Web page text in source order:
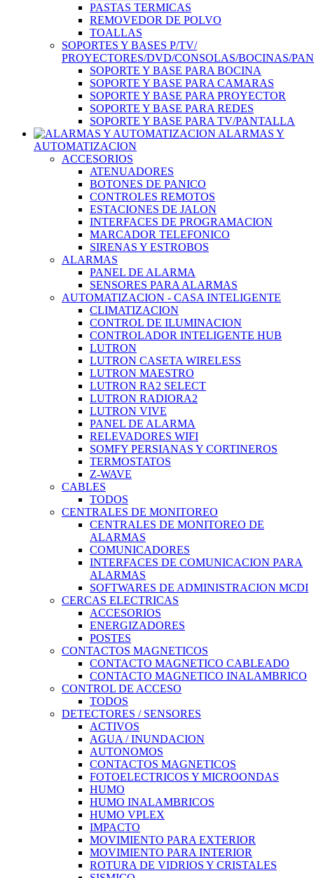
PASTAS TERMICAS
REMOVEDOR DE POLVO
TOALLAS
SOPORTES Y BASES P/TV/
PROYECTORES/DVD/CONSOLAS/BOCINAS/
SOPORTE Y BASE PARA BOCINA
SOPORTE Y BASE PARA CAMARAS
SOPORTE Y BASE PARA PROYECTOR
SOPORTE Y BASE PARA REDES
SOPORTE Y BASE PARA TV/PANTALLA
ALARMAS Y
AUTOMATIZACION
ACCESORIOS
ATENUADORES
BOTONES DE PANICO
CONTROLES REMOTOS
ESTACIONES DE JALON
INTERFACES DE PROGRAMACION
MARCADOR TELEFONICO
SIRENAS Y ESTROBOS
ALARMAS
PANEL DE ALARMA
SENSORES PARA ALARMAS
AUTOMATIZACION - CASA INTELIGENTE
CLIMATIZACION
CONTROL DE ILUMINACION
CONTROLADOR INTELIGENTE HUB
LUTRON
LUTRON CASETA WIRELESS
LUTRON MAESTRO
LUTRON RA2 SELECT
LUTRON RADIORA2
LUTRON VIVE
PANEL DE ALARMA
RELEVADORES WIFI
SOMFY PERSIANAS Y CORTINEROS
TERMOSTATOS
Z-WAVE
CABLES
TODOS
CENTRALES DE MONITOREO
CENTRALES DE MONITOREO DE
ALARMAS
COMUNICADORES
INTERFACES DE COMUNICACION PARA
ALARMAS
SOFTWARES DE ADMINISTRACION MCDI
CERCAS ELECTRICAS
ACCESORIOS
ENERGIZADORES
POSTES
CONTACTOS MAGNETICOS
CONTACTO MAGNETICO CABLEADO
CONTACTO MAGNETICO INALAMBRICO
CONTROL DE ACCESO
TODOS
DETECTORES / SENSORES
ACTIVOS
AGUA / INUNDACION
AUTONOMOS
CONTACTOS MAGNETICOS
FOTOELECTRICOS Y MICROONDAS
HUMO
HUMO INALAMBRICOS
HUMO VPLEX
IMPACTO
MOVIMIENTO PARA EXTERIOR
MOVIMIENTO PARA INTERIOR
ROTURA DE VIDRIOS Y CRISTALES